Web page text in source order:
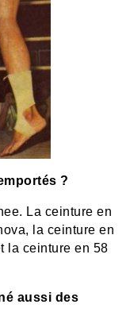
?
La ceinture en
la ceinture en
la ceinture en 58
aussi des